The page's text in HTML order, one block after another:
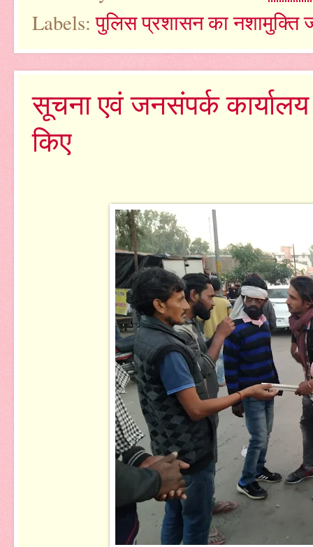
Labels:पुलिस प्रशासन का नशामुक्ति
सूचना एवं जनसंपर्क
किए